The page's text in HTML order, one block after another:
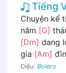
Tiếng
Chuyện kể
năm [G]
[Dm] dang
gia [Am]
Điệu: Bolero